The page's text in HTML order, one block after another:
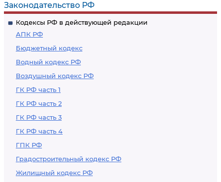
Законодательство РФ
Кодексы РФ в действующей редакции
АПК РФ
Бюджетный кодекс
Водный кодекс РФ
Воздушный кодекс РФ
ГК РФ часть 1
ГК РФ часть 2
ГК РФ часть 3
ГК РФ часть 4
ГПК РФ
Градостроительный кодекс РФ
Жилищный кодекс РФ